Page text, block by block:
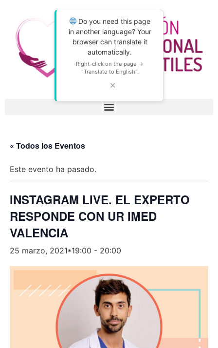
Do you need this page
in another language? Your
browser can translate it
automatically.
Right-click on the page →
"Translate to English".
✕
« Todos los Eventos
Este evento ha pasado.
INSTAGRAM LIVE. EL EXPERTO
RESPONDE CON UR IMED
VALENCIA
25 marzo, 2021*19:00 - 20:00